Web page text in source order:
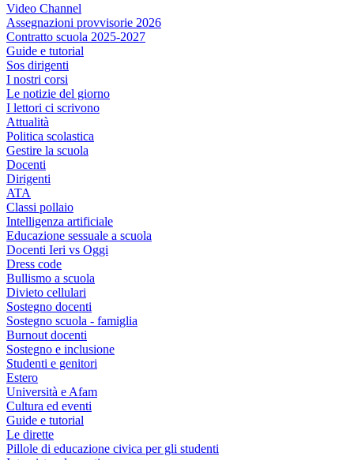
Video Channel
Assegnazioni provvisorie 2026
Contratto scuola 2025-2027
Guide e tutorial
Sos dirigenti
I nostri corsi
Le notizie del giorno
I lettori ci scrivono
Attualità
Politica scolastica
Gestire la scuola
Docenti
Dirigenti
ATA
Classi pollaio
Intelligenza artificiale
Educazione sessuale a scuola
Docenti Ieri vs Oggi
Dress code
Bullismo a scuola
Divieto cellulari
Sostegno docenti
Sostegno scuola - famiglia
Burnout docenti
Sostegno e inclusione
Studenti e genitori
Estero
Università e Afam
Cultura ed eventi
Guide e tutorial
Le dirette
Pillole di educazione civica per gli studenti